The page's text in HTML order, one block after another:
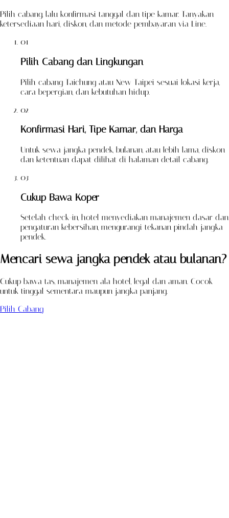
Pilih cabang, lalu konfirmasi tanggal dan tipe kamar. Tanyakan
ketersediaan hari, diskon, dan metode pembayaran via Line.
01
Pilih Cabang dan Lingkungan
Pilih cabang Taichung atau New Taipei sesuai lokasi kerja,
cara bepergian, dan kebutuhan hidup.
02
Konfirmasi Hari, Tipe Kamar, dan Harga
Untuk sewa jangka pendek, bulanan, atau lebih lama, diskon
dan ketentuan dapat dilihat di halaman detail cabang.
03
Cukup Bawa Koper
Setelah check-in, hotel menyediakan manajemen dasar dan
pengaturan kebersihan, mengurangi tekanan pindah jangka
pendek.
Mencari sewa jangka pendek atau bulanan?
Cukup bawa tas, manajemen ala hotel, legal dan aman. Cocok
untuk tinggal sementara maupun jangka panjang.
Pilih Cabang